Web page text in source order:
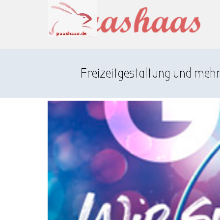
Direkt zum Seiteninhalt
Menü überspringen
Freizeitgestaltung und